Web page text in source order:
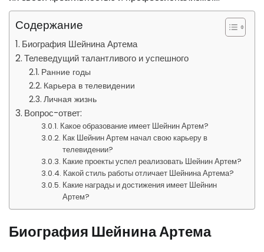
Содержание
Биография Шейнина Артема
Телеведущий талантливого и успешного
Ранние годы
Карьера в телевидении
Личная жизнь
Вопрос-ответ:
Какое образование имеет Шейнин Артем?
Как Шейнин Артем начал свою карьеру в
телевидении?
Какие проекты успел реализовать Шейнин Артем?
Какой стиль работы отличает Шейнина Артема?
Какие награды и достижения имеет Шейнин
Артем?
Биография Шейнина Артема